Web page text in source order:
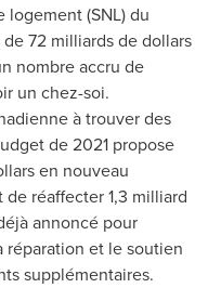
logement (SNL) du
72 milliards de dollars
nombre accru de
un chez-soi.
à trouver des
de 2021 propose
en nouveau
réaffecter 1,3 milliard
annoncé pour
et le soutien
supplémentaires.